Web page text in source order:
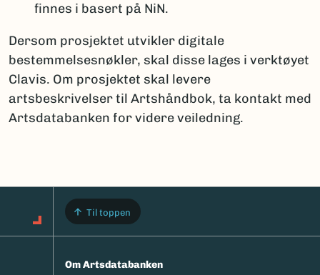
finnes i basert på NiN.
Dersom prosjektet utvikler digitale
bestemmelsesnøkler, skal disse lages i verktøyet
Clavis. Om prosjektet skal levere
artsbeskrivelser til Artshåndbok, ta kontakt med
Artsdatabanken for videre veiledning.
Til toppen
Om Artsdatabanken